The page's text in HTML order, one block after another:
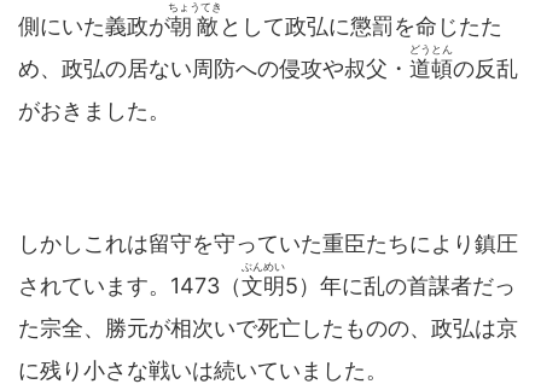
側にいた義政が朝敵
ちょうてき
として政弘に懲罰を命じたた
め、政弘の居ない周防への侵攻や叔父・ 道頓
どうとん
の反乱
がおきました。
しかしこれは留守を守っていた重臣たちにより鎮圧
されています。1473（文明
ぶんめい
5）年に乱の首謀者だっ
た宗全、勝元が相次いで死亡したものの、政弘は京
に残り小さな戦いは続いていました。